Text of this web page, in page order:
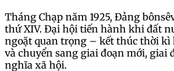
Tháng Chạp năm 1925, Đảng
thứ XIV. Đại hội tiến hành khi đất
ngoặt quan trọng – kết thúc thời
và chuyển sang giai đoạn mới, giai
nghĩa xã hội.